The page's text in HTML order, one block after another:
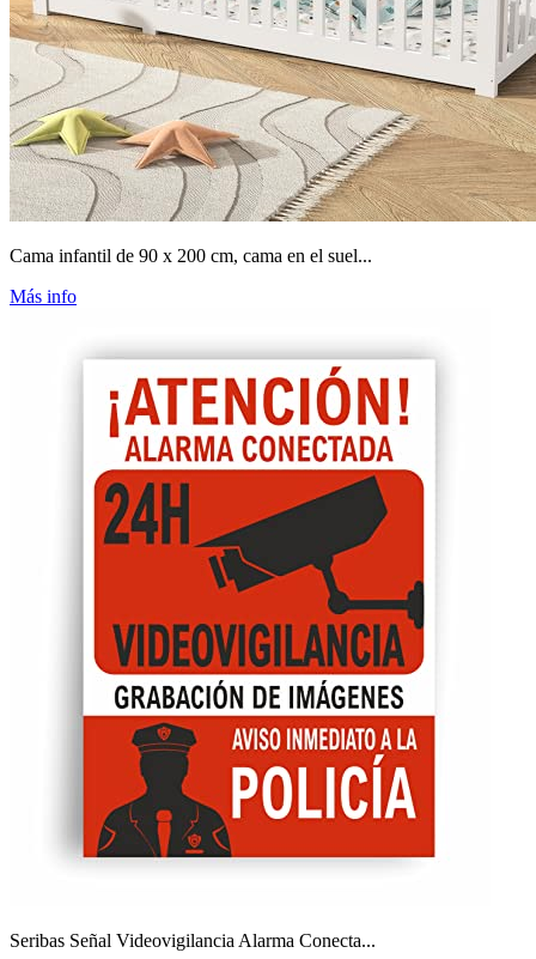
Cama infantil de 90 x 200 cm, cama en el suel...
Más info
Seribas Señal Videovigilancia Alarma Conecta...